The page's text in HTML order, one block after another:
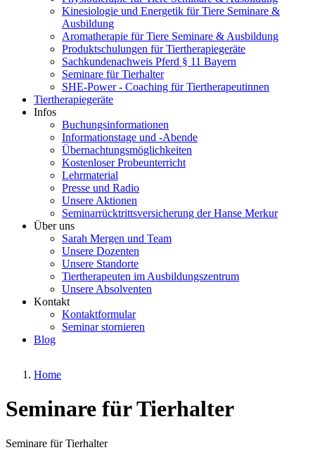
Kinesiologie und Energetik für Tiere Seminare &
Ausbildung
Aromatherapie für Tiere Seminare & Ausbildung
Produktschulungen für Tiertherapiegeräte
Sachkundenachweis Pferd § 11 Bayern
Seminare für Tierhalter
SHE-Power - Coaching für Tiertherapeutinnen
Tiertherapiegeräte
Infos
Buchungsinformationen
Informationstage und -Abende
Übernachtungsmöglichkeiten
Kostenloser Probeunterricht
Lehrmaterial
Presse und Radio
Unsere Aktionen
Seminarrücktrittsversicherung der Hanse Merkur
Über uns
Sarah Mergen und Team
Unsere Dozenten
Unsere Standorte
Tiertherapeuten im Ausbildungszentrum
Unsere Absolventen
Kontakt
Kontaktformular
Seminar stornieren
Blog
Home
Seminare für Tierhalter
Seminare für Tierhalter